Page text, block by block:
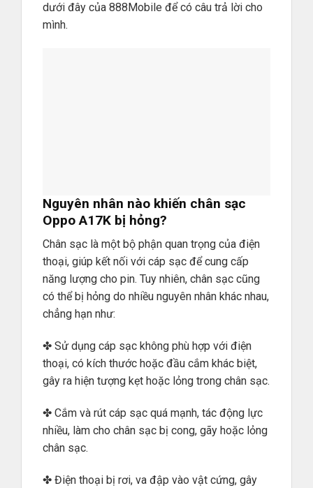
dưới đây của 888Mobile để có câu trả lời cho
mình.
Nguyên nhân nào khiến chân sạc
Oppo A17K bị hỏng?
Chân sạc là một bộ phận quan trọng của điện
thoại, giúp kết nối với cáp sạc để cung cấp
năng lượng cho pin. Tuy nhiên, chân sạc cũng
có thể bị hỏng do nhiều nguyên nhân khác nhau,
chẳng hạn như:
✤ Sử dụng cáp sạc không phù hợp với điện
thoại, có kích thước hoặc đầu cắm khác biệt,
gây ra hiện tượng kẹt hoặc lỏng trong chân sạc.
✤ Cắm và rút cáp sạc quá mạnh, tác động lực
nhiều, làm cho chân sạc bị cong, gãy hoặc lỏng
chân sạc.
✤ Điện thoại bị rơi, va đập vào vật cứng, gây